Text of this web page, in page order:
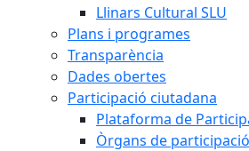
Llinars Cultural SLU
Plans i programes
Transparència
Dades obertes
Participació ciutadana
Plataforma de
Òrgans de participació